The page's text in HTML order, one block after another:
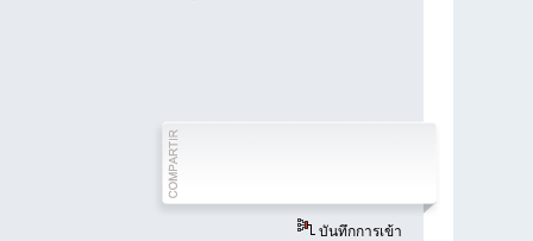
บันทึกการเข้า